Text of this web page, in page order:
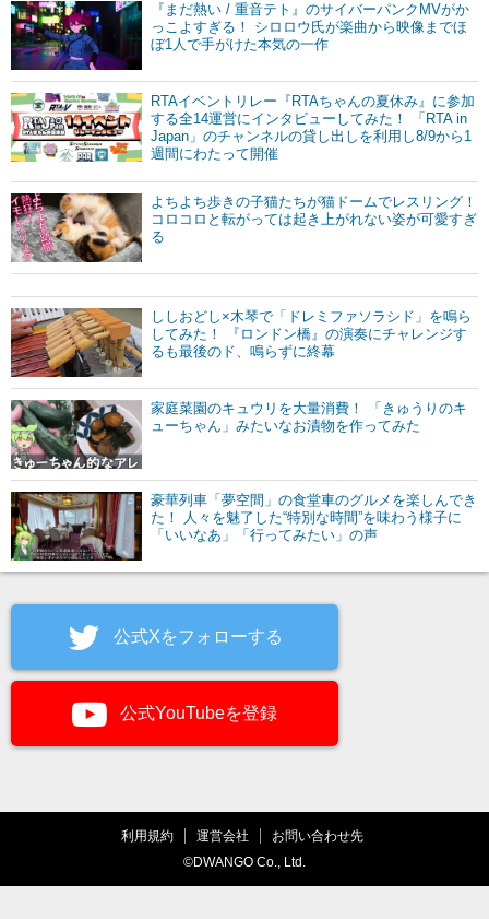
『まだ熱い / 重音テト』のサイバーパンクMVがか
っこよすぎる！ シロロウ氏が楽曲から映像までほ
ぼ1人で手がけた本気の一作
RTAイベントリレー『RTAちゃんの夏休み』に参加
する全14運営にインタビューしてみた！ 「RTA in
Japan」のチャンネルの貸し出しを利用し8/9から1
週間にわたって開催
よちよち歩きの子猫たちが猫ドームでレスリング！
コロコロと転がっては起き上がれない姿が可愛すぎ
る
ししおどし×木琴で「ドレミファソラシド」を鳴ら
してみた！ 『ロンドン橋』の演奏にチャレンジす
るも最後のド、鳴らずに終幕
家庭菜園のキュウリを大量消費！ 「きゅうりのキ
ューちゃん」みたいなお漬物を作ってみた
豪華列車「夢空間」の食堂車のグルメを楽しんでき
た！ 人々を魅了した“特別な時間”を味わう様子に
「いいなあ」「行ってみたい」の声
公式Xをフォローする
公式YouTubeを登録
利用規約 運営会社
お問い合わせ先
©DWANGO Co., Ltd.